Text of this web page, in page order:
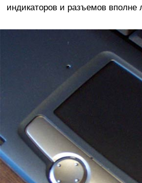
индикаторов и разъемов вполне